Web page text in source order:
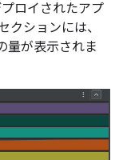
ロイされたアプ
クションには、
量が表示されま